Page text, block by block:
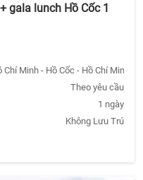
gala lunch Hồ Cốc 1
Chí Minh - Hồ Cốc - Hồ Chí Minh
Theo yêu cầu
1 ngày
Không Lưu Trú